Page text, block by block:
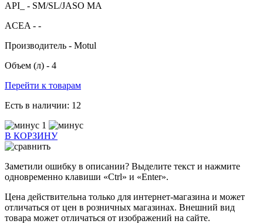
API_ - SM/SL/JASO MA
ACEA - -
Производитель - Motul
Объем (л) - 4
Перейти к товарам
Есть в наличии: 12
1
В КОРЗИНУ
Заметили ошибку в описании? Выделите текст и нажмите
одновременно клавиши «Ctrl» и «Enter».
Цена действительна только для интернет-магазина и может
отличаться от цен в розничных магазинах. Внешний вид
товара может отличаться от изображений на сайте.